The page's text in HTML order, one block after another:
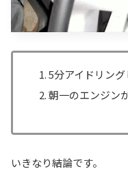
5分アイドリン
朝一のエンジン
いきなり結論です。